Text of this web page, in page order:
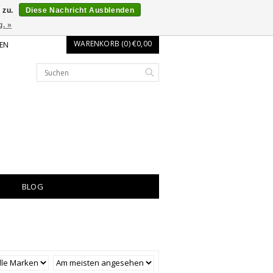
WARENKORB (0) €0,00
BLOG
zu.
Diese Nachricht Ausblenden
»